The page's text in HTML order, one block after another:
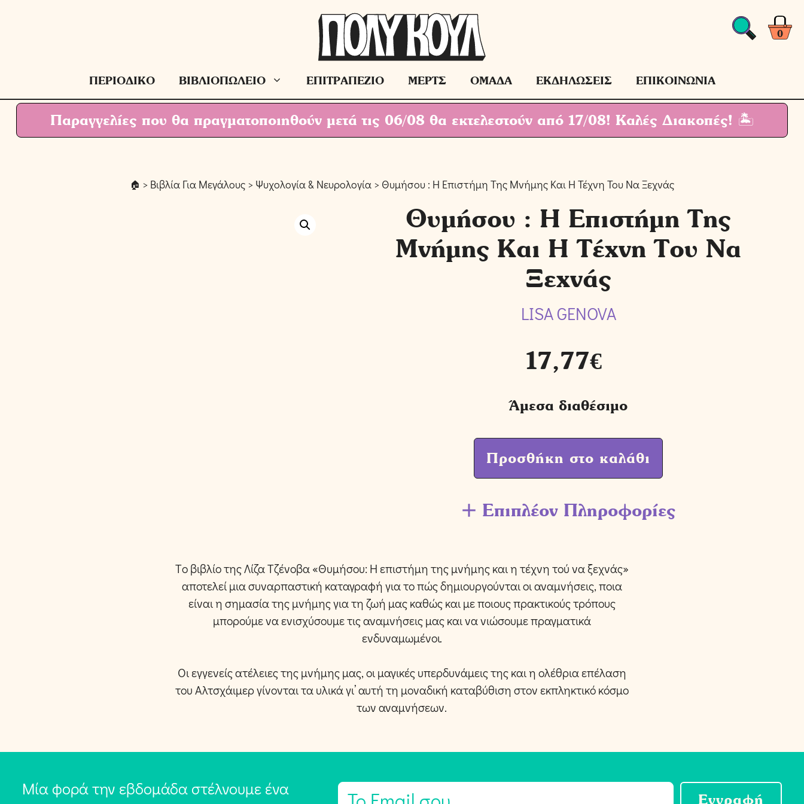
0
ΠΕΡΙΟΔΙΚΟ ΒΙΒΛΙΟΠΩΛΕΙΟ ΕΠΙΤΡΑΠΕΖΙΟ ΜΕΡΤΣ ΟΜΑΔΑ ΕΚΔΗΛΩΣΕΙΣ ΕΠΙΚΟΙΝΩΝΙΑ
Παραγγελίες που θα πραγματοποιηθούν μετά τις 06/08 θα εκτελεστούν από 17/08! Καλές Διακοπές! 🏝
> Βιβλία Για Μεγάλους > Ψυχολογία & Νευρολογία > Θυμήσου : Η Επιστήμη Της Μνήμης Και Η Τέχνη Του Να Ξεχνάς
Θυμήσου : Η Επιστήμη Της
Μνήμης Και Η Τέχνη Του Να
Ξεχνάς
LISA GENOVA
17,77€
Άμεσα διαθέσιμο
Προσθήκη στο καλάθι
Επιπλέον Πληροφορίες
Tο βιβλίο της Λίζα Τζένοβα «Θυμήσου: Η επιστήμη της μνήμης και η τέχνη τού να ξεχνάς»
αποτελεί μια συναρπαστική καταγραφή για το πώς δημιουργούνται οι αναμνήσεις, ποια
είναι η σημασία της μνήμης για τη ζωή μας καθώς και με ποιους πρακτικούς τρόπους
μπορούμε να ενισχύσουμε τις αναμνήσεις μας και να νιώσουμε πραγματικά
ενδυναμωμένοι.
Οι εγγενείς ατέλειες της μνήμης μας, οι μαγικές υπερδυνάμεις της και η ολέθρια επέλαση
του Αλτσχάιμερ γίνονται τα υλικά γι’ αυτή τη μοναδική καταβύθιση στον εκπληκτικό κόσμο
των αναμνήσεων.
Μία φορά την εβδομάδα στέλνουμε ένα
E
Εγγραφή
Η
Του
Να
Ξεχνάς